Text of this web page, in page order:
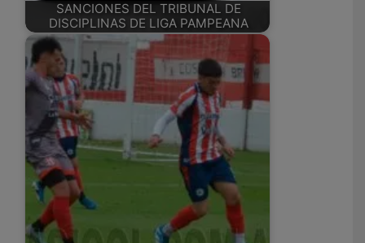
SANCIONES DEL TRIBUNAL DE
DISCIPLINAS DE LIGA PAMPEANA